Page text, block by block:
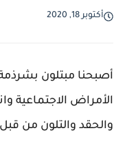
أكتوبر 18, 2020
أصبحنا مبتلون
الأمراض الاجتماعية
والحقد والتلون من